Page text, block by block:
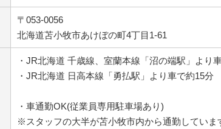
〒053-0056
北海道苫小牧市あけぼの町4丁目1-61
・JR北海道 千歳線、室蘭本線「沼の端駅」より
・JR北海道 日高本線「勇払駅」より車で約15分
・車通勤OK(従業員専用駐車場あり)
※スタッフの大半が苫小牧市内から通勤していま